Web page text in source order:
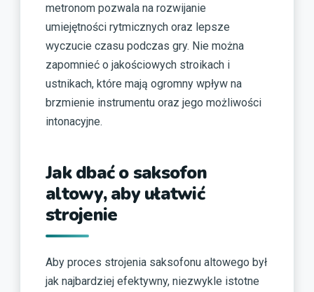
metronom pozwala na rozwijanie
umiejętności rytmicznych oraz lepsze
wyczucie czasu podczas gry. Nie można
zapomnieć o jakościowych stroikach i
ustnikach, które mają ogromny wpływ na
brzmienie instrumentu oraz jego możliwości
intonacyjne.
Jak dbać o saksofon
altowy, aby ułatwić
strojenie
Aby proces strojenia saksofonu altowego był
jak najbardziej efektywny, niezwykle istotne